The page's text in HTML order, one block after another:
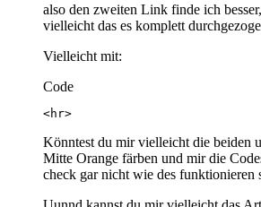
also den zweiten Link finde ich
vielleicht das es komplett
Vielleicht mit:
Code
<hr>
Könntest du mir vielleicht die beiden
Mitte Orange färben und mir die
check gar nicht wie des funktionieren